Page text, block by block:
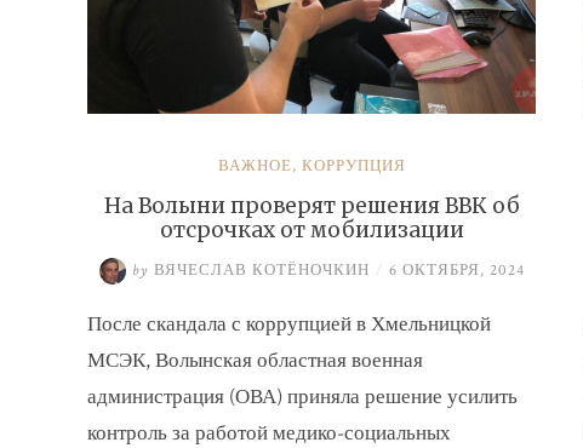
ВАЖНОЕ, КОРРУПЦИЯ
На Волыни проверят решения ВВК об
отсрочках от мобилизации
by ВЯЧЕСЛАВ КОТЁНОЧКИН / 6 ОКТЯБРЯ, 2024
После скандала с коррупцией в Хмельницкой
МСЭК, Волынская областная военная
администрация (ОВА) приняла решение усилить
контроль за работой медико-социальных